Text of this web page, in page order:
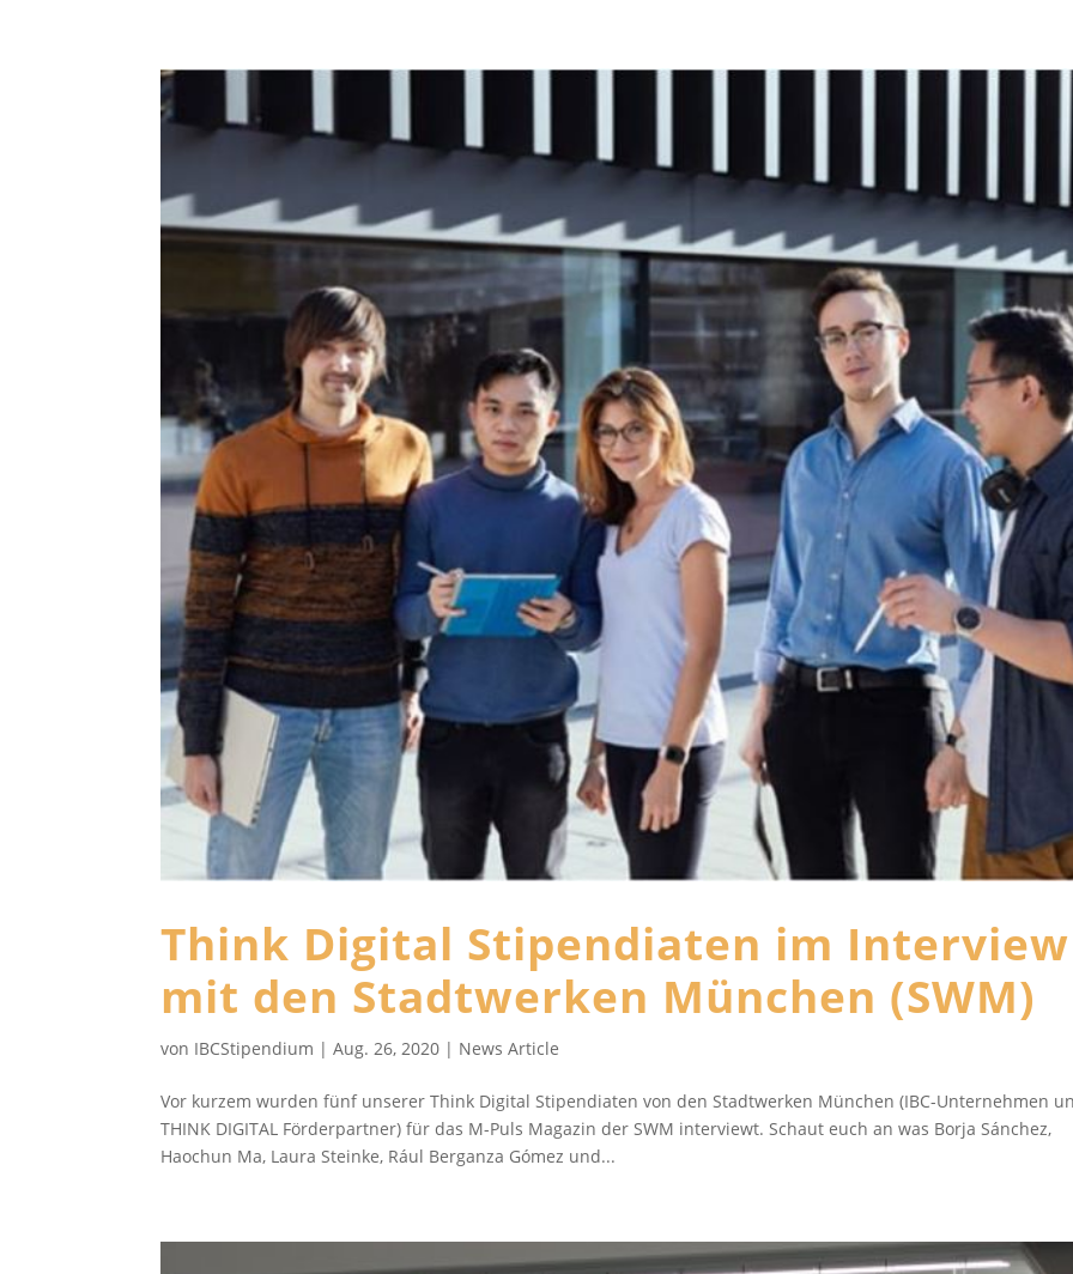
Think Digital Stipendiaten im Interview
mit den Stadtwerken München (SWM)
von IBCStipendium |Aug. 26, 2020 | News Article
Vor kurzem wurden fünf unserer Think Digital Stipendiaten von den Stadtwerken München (IBC-Unternehmen
THINK DIGITAL Förderpartner) für das M-Puls Magazin der SWM interviewt. Schaut euch an was Borja Sánchez,
Haochun Ma, Laura Steinke, Rául Berganza Gómez und...